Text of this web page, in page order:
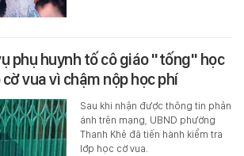
phụ huynh tố cô giáo "tống" học
vua vì chậm nộp học phí
Sau khi nhận được thông tin phản
ánh trên mạng, UBND phường
Thanh Khê đã tiến hành kiểm tra
lớp học cờ vua.